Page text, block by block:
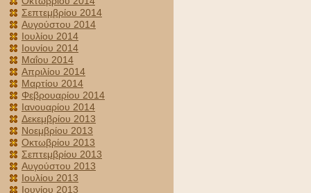
Σεπτεμβρίου 2014
Αυγούστου 2014
Ιουλίου 2014
Ιουνίου 2014
Μαΐου 2014
Απριλίου 2014
Μαρτίου 2014
Φεβρουαρίου 2014
Ιανουαρίου 2014
Δεκεμβρίου 2013
Νοεμβρίου 2013
Οκτωβρίου 2013
Σεπτεμβρίου 2013
Αυγούστου 2013
Ιουλίου 2013
Ιουνίου 2013